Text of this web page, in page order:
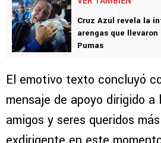
VER MÁS COMENTARIOS
Cruz Azul revela la
arengas que llevaron
Pumas
El emotivo texto concluyó